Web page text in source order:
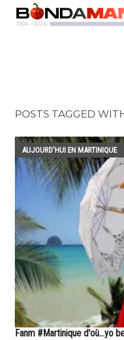
POSTS TAGGED
AUJOURD'HUI EN MARTINIQUE
Fanm #Martinique d'où...yo